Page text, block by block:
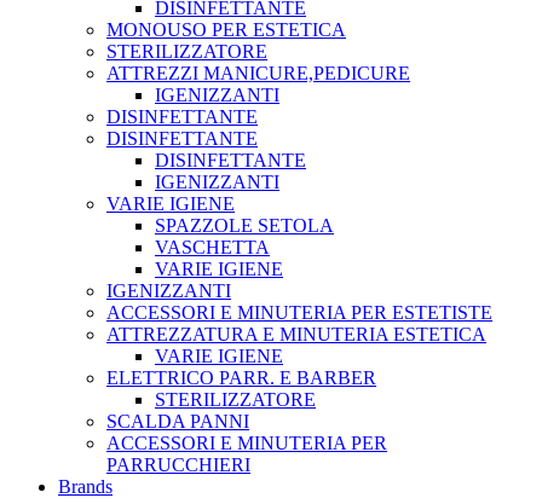
DISINFETTANTE
MONOUSO PER ESTETICA
STERILIZZATORE
ATTREZZI MANICURE,PEDICURE
IGENIZZANTI
DISINFETTANTE
DISINFETTANTE
DISINFETTANTE
IGENIZZANTI
VARIE IGIENE
SPAZZOLE SETOLA
VASCHETTA
VARIE IGIENE
IGENIZZANTI
ACCESSORI E MINUTERIA PER ESTETISTE
ATTREZZATURA E MINUTERIA ESTETICA
VARIE IGIENE
ELETTRICO PARR. E BARBER
STERILIZZATORE
SCALDA PANNI
ACCESSORI E MINUTERIA PER
PARRUCCHIERI
Brands